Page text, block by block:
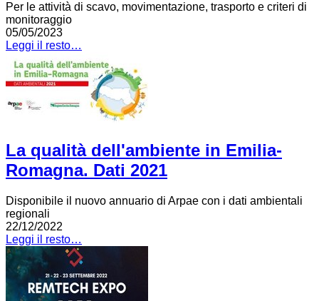
Per le attività di scavo, movimentazione, trasporto e criteri di
monitoraggio
05/05/2023
Leggi il resto…
La qualità dell'ambiente in Emilia-
Romagna. Dati 2021
Disponibile il nuovo annuario di Arpae con i dati ambientali
regionali
22/12/2022
Leggi il resto…